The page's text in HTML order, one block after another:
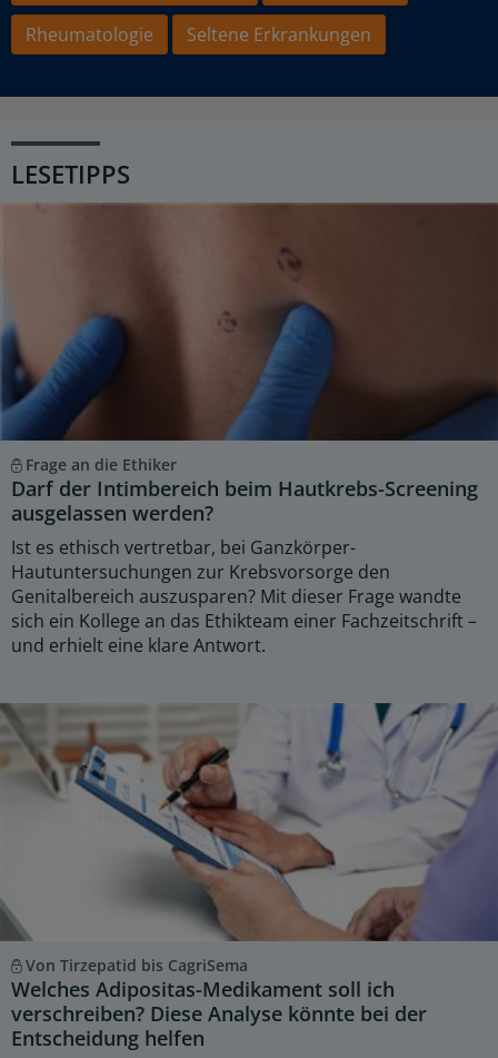
Rheumatologie
Seltene Erkrankungen
LESETIPPS
Frage an die Ethiker
Darf der Intimbereich beim Hautkrebs-Screening
ausgelassen werden?
Ist es ethisch vertretbar, bei Ganzkörper-
Hautuntersuchungen zur Krebsvorsorge den
Genitalbereich auszusparen? Mit dieser Frage wandte
sich ein Kollege an das Ethikteam einer Fachzeitschrift –
und erhielt eine klare Antwort.
Von Tirzepatid bis CagriSema
Welches Adipositas-Medikament soll ich
verschreiben? Diese Analyse könnte bei der
Entscheidung helfen